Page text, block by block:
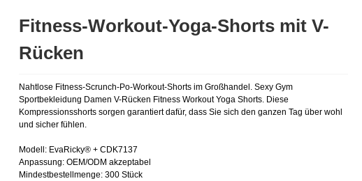
Fitness-Workout-Yoga-Shorts mit V-
Rücken
Nahtlose Fitness-Scrunch-Po-Workout-Shorts im Großhandel. Sexy Gym
Sportbekleidung Damen V-Rücken Fitness Workout Yoga Shorts. Diese
Kompressionsshorts sorgen garantiert dafür, dass Sie sich den ganzen Tag über wohl
und sicher fühlen.
Modell: EvaRicky® + CDK7137
Anpassung: OEM/ODM akzeptabel
Mindestbestellmenge: 300 Stück